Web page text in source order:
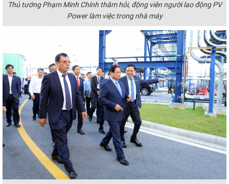
Thủ tướng Phạm Minh Chính thăm hỏi, động viên người lao động PV
Power làm việc trong nhà máy